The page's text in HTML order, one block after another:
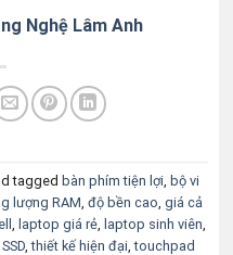
Nghệ Lâm Anh
tagged bàn phím tiện lợi bộ vi
lượng RAM ,độ bền cao ,giá cả
laptop giá rẻ, laptop sinh viên
,thiết kế hiện đại ,touchpad